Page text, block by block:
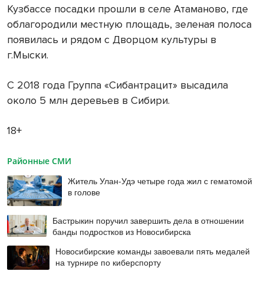
Кузбассе посадки прошли в селе Атаманово, где
облагородили местную площадь, зеленая полоса
появилась и рядом с Дворцом культуры в
г.Мыски.
С 2018 года Группа «Сибантрацит» высадила
около 5 млн деревьев в Сибири.
18+
Районные СМИ
Житель Улан-Удэ четыре года жил с гематомой
в голове
Бастрыкин поручил завершить дела в отношении
банды подростков из Новосибирска
Новосибирские команды завоевали пять медалей
на турнире по киберспорту